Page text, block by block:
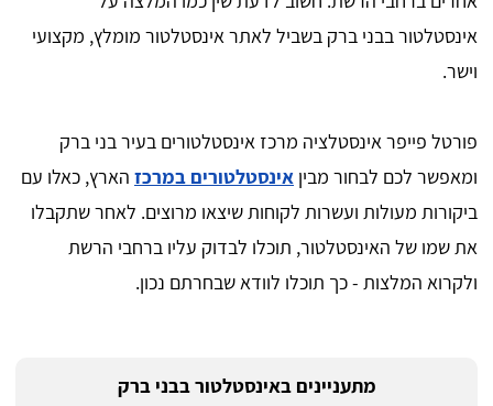
אינסטלטור בבני ברק בשביל לאתר אינסטלטור מומלץ, מקצועי
וישר.
פורטל פייפר אינסטלציה מרכז אינסטלטורים בעיר בני ברק
ומאפשר לכם לבחור מבין אינסטלטורים במרכז הארץ, כאלו עם
ביקורות מעולות ועשרות לקוחות שיצאו מרוצים. לאחר שתקבלו
את שמו של האינסטלטור, תוכלו לבדוק עליו ברחבי הרשת
ולקרוא המלצות - כך תוכלו לוודא שבחרתם נכון.
מתעניינים באינסטלטור בבני ברק